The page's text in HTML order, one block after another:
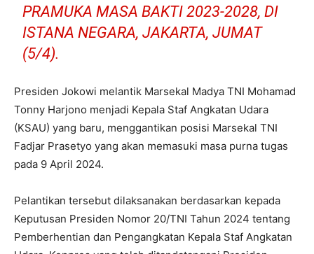
PRAMUKA MASA BAKTI 2023-2028, DI
ISTANA NEGARA, JAKARTA, JUMAT
(5/4).
Presiden Jokowi melantik Marsekal Madya TNI Mohamad
Tonny Harjono menjadi Kepala Staf Angkatan Udara
(KSAU) yang baru, menggantikan posisi Marsekal TNI
Fadjar Prasetyo yang akan memasuki masa purna tugas
pada 9 April 2024.
Pelantikan tersebut dilaksanakan berdasarkan kepada
Keputusan Presiden Nomor 20/TNI Tahun 2024 tentang
Pemberhentian dan Pengangkatan Kepala Staf Angkatan